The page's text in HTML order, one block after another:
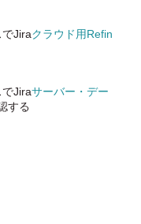
Jiraクラウド用Refin
Jiraサーバー・デー
する